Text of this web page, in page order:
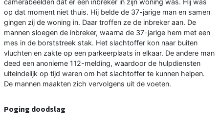
camerabeelden dat er een inbreker in zijn woning was. Hij was
op dat moment niet thuis. Hij belde de 37-jarige man en samen
gingen zij de woning in. Daar troffen ze de inbreker aan. De
mannen sloegen de inbreker, waarna de 37-jarige hem met een
mes in de borststreek stak. Het slachtoffer kon naar buiten
vluchten en zakte op een parkeerplaats in elkaar. De andere man
deed een anonieme 112-melding, waardoor de hulpdiensten
uiteindelijk op tijd waren om het slachtoffer te kunnen helpen.
De mannen maakten zich vervolgens uit de voeten.
Poging doodslag